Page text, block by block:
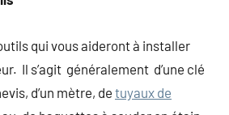
qui vous aideront à installer
Il s’agit généralement d’une clé
d’un mètre, de tuyaux de